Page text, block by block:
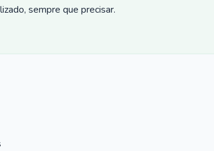
sempre que precisar.